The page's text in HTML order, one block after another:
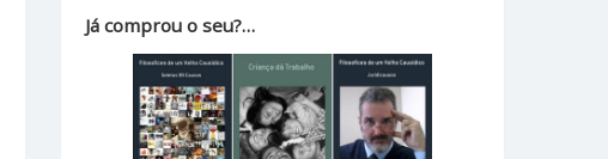
Já comprou o seu?…